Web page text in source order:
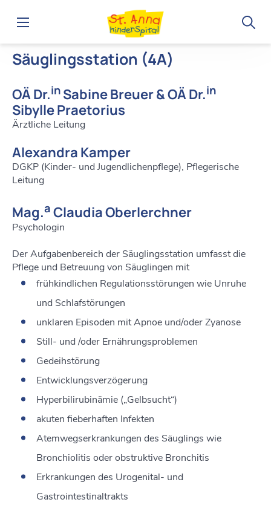
Interne Abteilung
Säuglingsstation (4A)
OÄ Dr.in Sabine Breuer & OÄ Dr.in
Sibylle Praetorius
Ärztliche Leitung
Alexandra Kamper
DGKP (Kinder- und Jugendlichenpflege), Pflegerische
Leitung
Mag.a Claudia Oberlerchner
Psychologin
Der Aufgabenbereich der Säuglingsstation umfasst die
Pflege und Betreuung von Säuglingen mit
frühkindlichen Regulationsstörungen wie Unruhe
und Schlafstörungen
unklaren Episoden mit Apnoe und/oder Zyanose
Still- und /oder Ernährungsproblemen
Gedeihstörung
Entwicklungsverzögerung
Hyperbilirubinämie („Gelbsucht“)
akuten fieberhaften Infekten
Atemwegserkrankungen des Säuglings wie
Bronchiolitis oder obstruktive Bronchitis
Erkrankungen des Urogenital- und
Gastrointestinaltrakts